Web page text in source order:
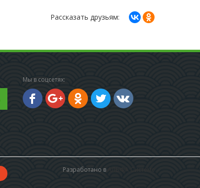
Рассказать друзьям:
Мы в соцсетях:
Разработано в АЛЬФА Системс